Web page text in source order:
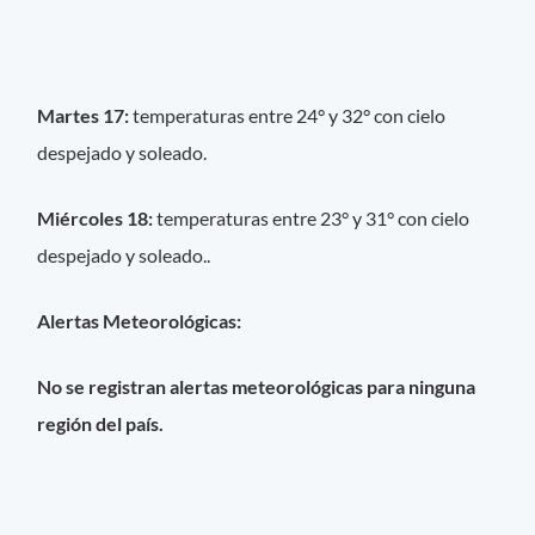
Martes 17:temperaturas entre 24° y 32° con cielo
despejado y soleado.
Miércoles 18:temperaturas entre 23° y 31° con cielo
despejado y soleado..
Alertas Meteorológicas:
No se registran alertas meteorológicas para ninguna
región del país.